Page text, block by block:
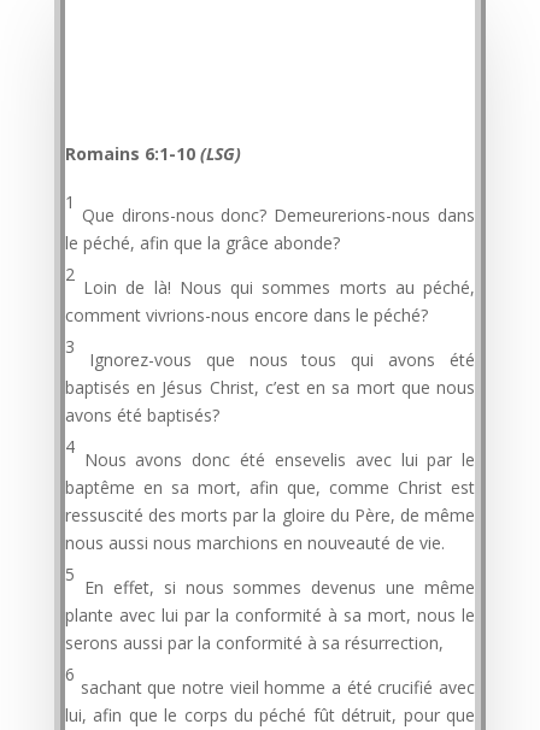
Romains 6:1-10 (LSG)
1
Que dirons-nous donc? Demeurerions-nous dans
le péché, afin que la grâce abonde?
2
Loin de là! Nous qui sommes morts au péché,
comment vivrions-nous encore dans le péché?
3
Ignorez-vous que nous tous qui avons été
baptisés en Jésus Christ, c’est en sa mort que nous
avons été baptisés?
4
Nous avons donc été ensevelis avec lui par le
baptême en sa mort, afin que, comme Christ est
ressuscité des morts par la gloire du Père, de même
nous aussi nous marchions en nouveauté de vie.
5
En effet, si nous sommes devenus une même
plante avec lui par la conformité à sa mort, nous le
serons aussi par la conformité à sa résurrection,
6
sachant que notre vieil homme a été crucifié avec
lui, afin que le corps du péché fût détruit, pour que